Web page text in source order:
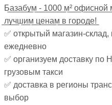
Б̲а̲з̲а̲б̲у̲м̲ ̲-̲ ̲1̲0̲0̲0̲ ̲м̲²̲ ̲о̲ф̲и̲с̲н̲о̲й̲
̲л̲у̲ч̲ш̲и̲м̲ ̲ц̲е̲н̲а̲м̲ ̲в̲ ̲г̲о̲р̲о̲д̲е̲!̲
✅ открытый магазин-
ежедневно
✅ организуем доставку по
грузовым такси
✅ доставка в регионы
выбор